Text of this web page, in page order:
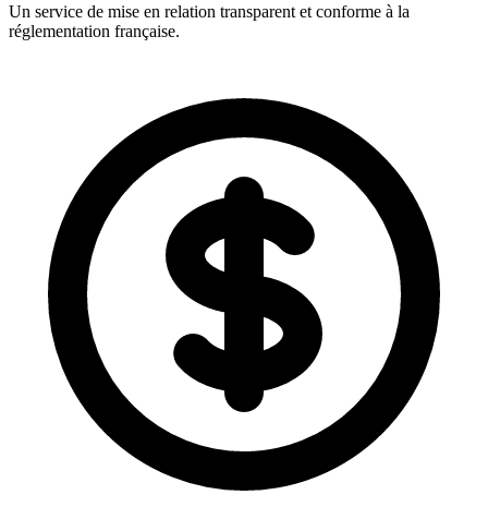
Un service de mise en relation transparent et conforme à la
réglementation française.